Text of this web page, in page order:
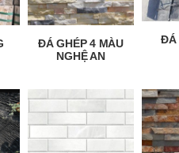
ĐÁ GHÉP 4 MÀU
NGHỆ AN
ĐÁ